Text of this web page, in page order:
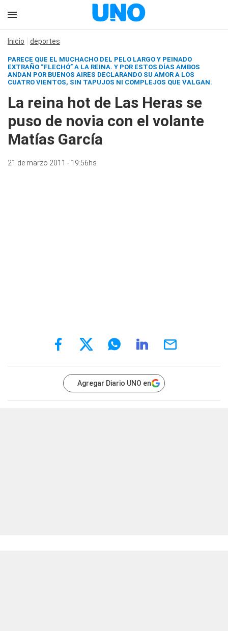
Inicio deportes
PARECE QUE EL MUCHACHO DEL PELO LARGO Y PEINADO
EXTRAÑO “FLECHÓ” A LA REINA. Y POR ESTOS DÍAS AMBOS
ANDAN POR BUENOS AIRES DECLARANDO SU AMOR A LOS
CUATRO VIENTOS, SIN TAPUJOS NI COMPLEJOS QUE VALGAN.
La reina hot de Las Heras se
puso de novia con el volante
Matías García
21 de marzo 2011 - 19:56hs
Agregar Diario UNO en